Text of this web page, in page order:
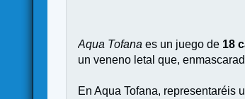
Aqua Tofana es un juego de 18
un veneno letal que,
En Aqua Tofana, representaréis